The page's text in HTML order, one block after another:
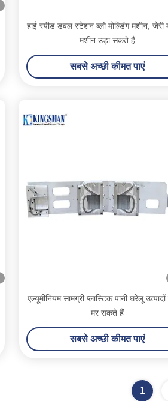
हाई स्पीड डबल स्टेशन ब्लो मोल्डिंग मशीन, जेरी
मशीन उड़ा सकते हैं
सबसे अच्छी कीमत पाएं
एल्यूमीनियम सामग्री प्लास्टिक पानी घरेलू
मर सकते हैं
सबसे अच्छी कीमत पाएं
1